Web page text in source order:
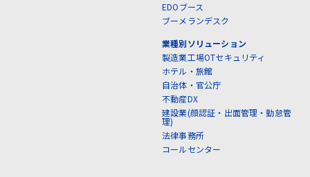
EDOブース
ブーメランデスク
業種別ソリューション
製造業工場OTセキュリティ
ホテル・旅館
自治体・官公庁
不動産DX
建設業(顔認証・出面管理・勤怠管
理)
法律事務所
コールセンター